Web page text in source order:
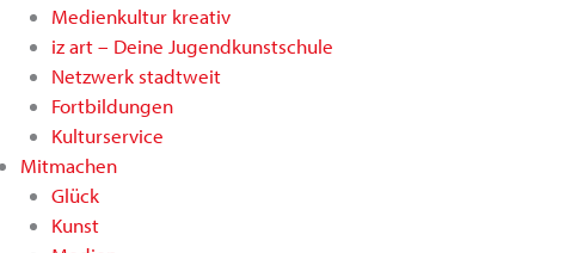
Medienkultur kreativ
iz art – Deine Jugendkunstschule
Netzwerk stadtweit
Fortbildungen
Kulturservice
Mitmachen
Glück
Kunst